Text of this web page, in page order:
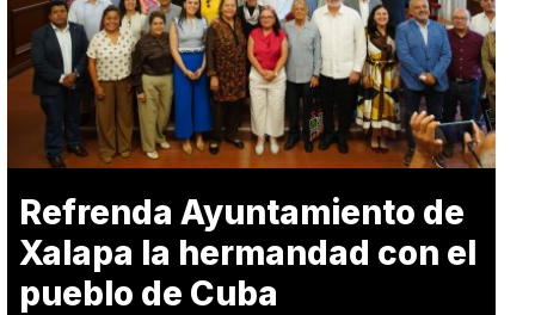
Refrenda Ayuntamiento de
Xalapa la hermandad con el
pueblo de Cuba